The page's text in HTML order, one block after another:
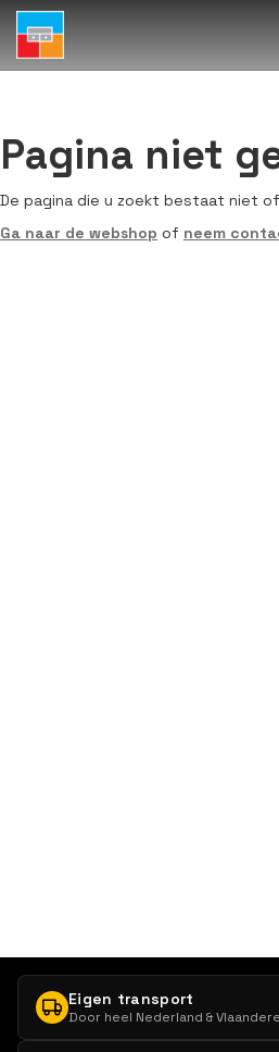
Pagina niet
De pagina die u zoekt bestaat niet
Ga naar de webshop of neem
Eigen transport
Door heel Nederland &